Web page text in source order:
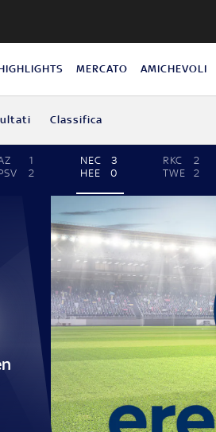
MERCATO AMICHEVOLI
Classifica
1
2
NEC
3
HEE
0
RKC
2
TWE
2